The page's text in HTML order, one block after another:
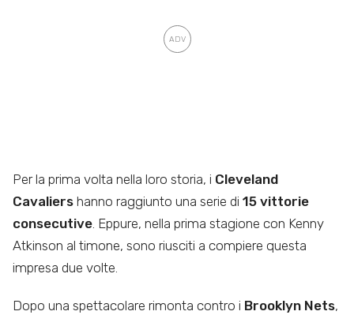
Per la prima volta nella loro storia, i Cleveland
Cavaliers hanno raggiunto una serie di 15 vittorie
consecutive . Eppure, nella prima stagione con Kenny
Atkinson al timone, sono riusciti a compiere questa
impresa due volte.
Dopo una spettacolare rimonta contro i Brooklyn Nets,